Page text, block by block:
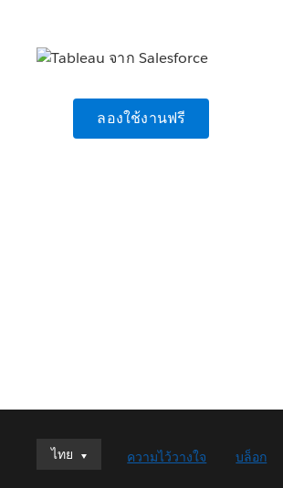
ลองใช้งานฟรี
ไทย
ไทย
ความไว้วางใจ บล็อก